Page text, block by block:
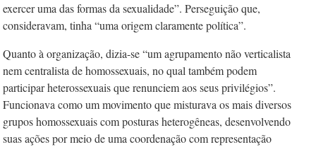
exercer uma das formas da sexualidade”. Perseguição que,
consideravam, tinha “uma origem claramente política”.
Quanto à organização, dizia-se “um agrupamento não verticalista
nem centralista de homossexuais, no qual também podem
participar heterossexuais que renunciem aos seus privilégios”.
Funcionava como um movimento que misturava os mais diversos
grupos homossexuais com posturas heterogêneas, desenvolvendo
suas ações por meio de uma coordenação com representação